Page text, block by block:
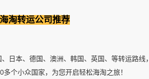
海淘转运公司推荐
日本、德国、澳洲、韩国、英国、等转运路线，
个小众国家，为您开启轻松海淘之旅！